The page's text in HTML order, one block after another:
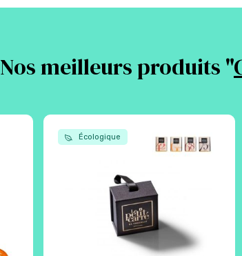
Nos meilleurs produits "
Écologique